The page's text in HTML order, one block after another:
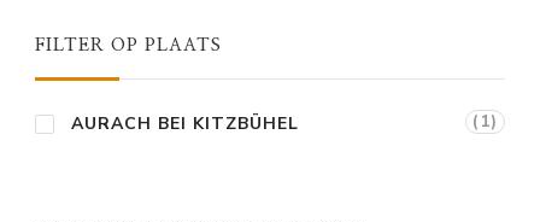
FILTER OP PLAATS
AURACH BEI KITZBÜHEL (1)